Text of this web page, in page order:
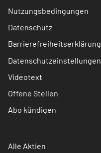
Nutzungsbedingungen
Datenschutz
Barrierefreiheitserklärung
Datenschutzeinstellungen
Videotext
Offene Stellen
Abo kündigen
Alle Aktien